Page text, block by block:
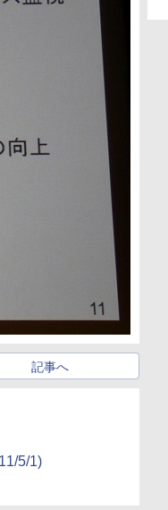
記事へ
5/1)